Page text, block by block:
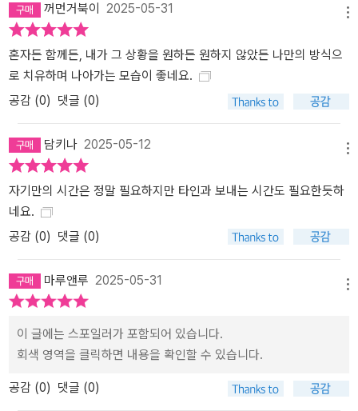
꺼먼거북이 2025-05-31
혼자든 함께든, 내가 그 상황을 원하든 원하지 않았든 나만의 방식으
로 치유하며 나아가는 모습이 좋네요.
공감 (0) 댓글 (0)
담키나 2025-05-12
자기만의 시간은 정말 필요하지만 타인과 보내는 시간도 필요한듯하
네요.
공감 (0) 댓글 (0)
마루앤루 2025-05-31
이 글에는 스포일러가 포함되어 있습니다.
회색 영역을 클릭하면 내용을 확인할 수 있습니다.
공감 (0) 댓글 (0)